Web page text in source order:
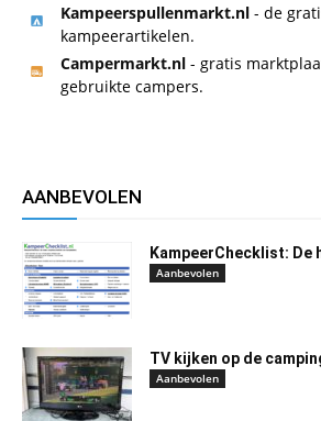
Kampeerspullenmarkt.nl - de
kampeerartikelen.
Campermarkt.nl - gratis
gebruikte campers.
AANBEVOLEN
KampeerChecklist:
Aanbevolen
TV kijken op de
Aanbevolen